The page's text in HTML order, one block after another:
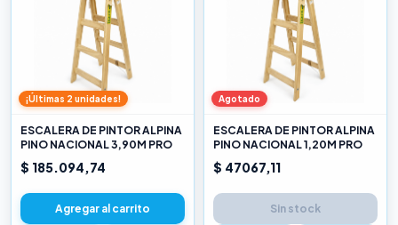
¡Últimas 2 unidades!
ESCALERA DE PINTOR ALPINA
PINO NACIONAL 3,90M PRO
$ 185.094,74
Agregar al carrito
Agotado
ESCALERA DE PINTOR ALPINA
PINO NACIONAL 1,20M PRO
$ 47067,11
Sin stock